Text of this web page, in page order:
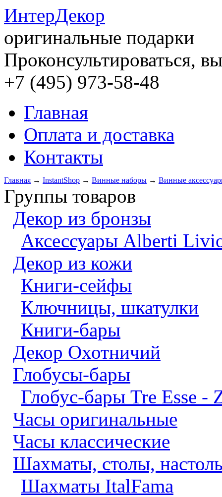
ИнтерДекор
оригинальные подарки
Проконсультироваться,
+7 (495) 973-58-48
Главная
Оплата и доставка
Контакты
Главная → InstantShop → Винные наборы → Винные
Группы товаров
Декор из бронзы
Аксессуары Alberti
Декор из кожи
Книги-сейфы
Ключницы, шкатулки
Книги-бары
Декор Охотничий
Глобусы-бары
Глобус-бары Tre Esse -
Часы оригинальные
Часы классические
Шахматы, столы,
Шахматы ItalFama